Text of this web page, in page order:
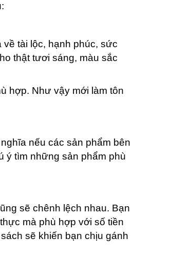
tài lộc, hạnh phúc, sức
thật tươi sáng, màu sắc
hợp. Như vậy mới làm tôn
nếu các sản phẩm bên
ý tìm những sản phẩm phù
sẽ chênh lệch nhau. Bạn
mà phù hợp với số tiền
sẽ khiến bạn chịu gánh